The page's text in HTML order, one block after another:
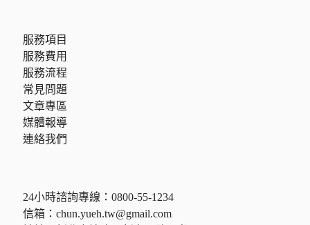
服務項目
服務費用
服務流程
常見問題
文章專區
媒體報導
連絡我們
24小時諮詢專線： 0800-55-1234
信箱： chun.yueh.tw@gmail.com